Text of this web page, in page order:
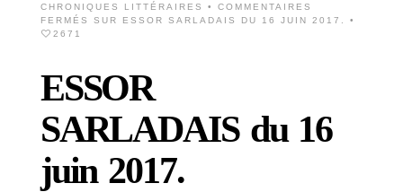
CHRONIQUES LITTÉRAIRES
• COMMENTAIRES
FERMÉS
SUR ESSOR SARLADAIS DU 16 JUIN 2017.
•
2671
ESSOR
SARLADAIS du 16
juin 2017.